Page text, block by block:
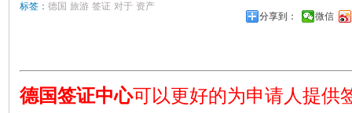
标签： 德国 旅游 签证 对于 资产
分享到：
微信
德国签证中心可以更好的为申请人提供